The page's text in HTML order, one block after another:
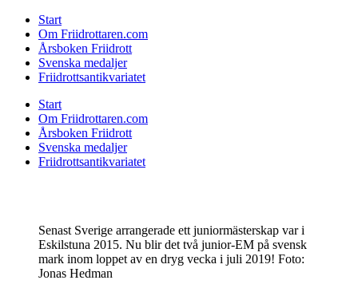
Start
Om Friidrottaren.com
Årsboken Friidrott
Svenska medaljer
Friidrottsantikvariatet
Start
Om Friidrottaren.com
Årsboken Friidrott
Svenska medaljer
Friidrottsantikvariatet
Senast Sverige arrangerade ett juniormästerskap var i
Eskilstuna 2015. Nu blir det två junior-EM på svensk
mark inom loppet av en dryg vecka i juli 2019! Foto:
Jonas Hedman